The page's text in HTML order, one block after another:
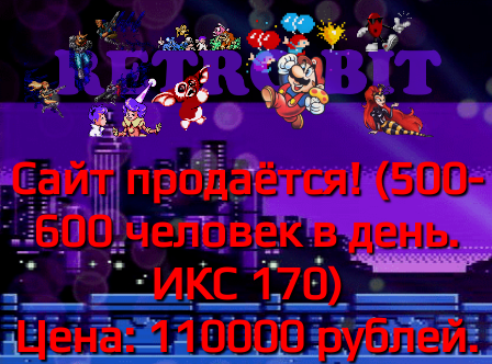
Сайт продаётся! (500-
600 человек в день.
ИКС 170)
Цена: 110000 рублей.